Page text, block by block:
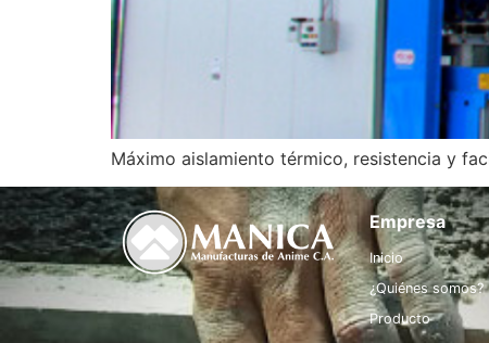
Máximo aislamiento térmico, resistencia y
Empresa
Inicio
¿Quiénes somos?
Producto